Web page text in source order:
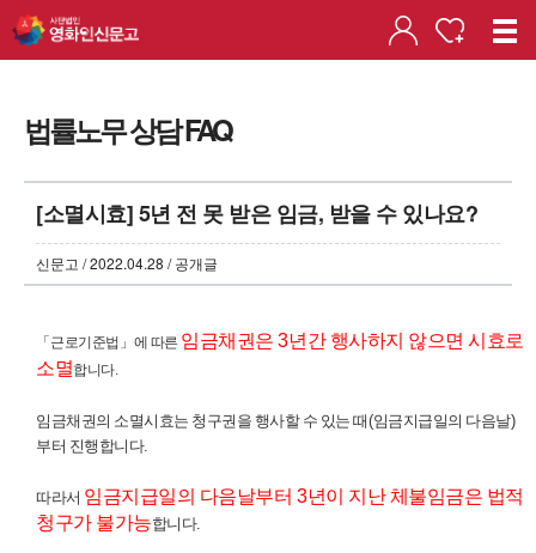
법률노무 상담 FAQ
[소멸시효] 5년 전 못 받은 임금, 받을 수 있나요?
신문고 / 2022.04.28 / 공개글
「 근로기준법 」 에 따른 임금채권은 3년간 행사하지 않으면 시효로
소멸합니다.
임금채권의 소멸시효는 청구권을 행사할 수 있는 때(임금지급일의 다음날)
부터 진행합니다.
따라서 임금지급일의 다음날부터 3년이 지난 체불임금은 법적
청구가 불가능합니다.